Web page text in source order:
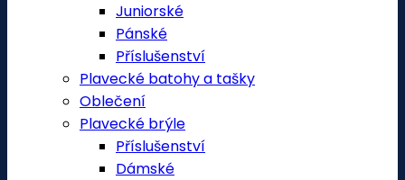
Juniorské
Pánské
Příslušenství
Plavecké batohy a tašky
Oblečení
Plavecké brýle
Příslušenství
Dámské